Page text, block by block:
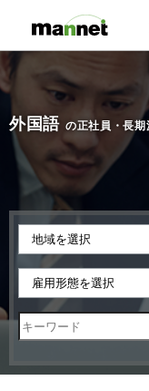
外国語 の正社員・長